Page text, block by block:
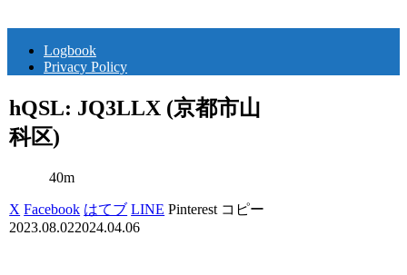
Logbook
Privacy Policy
hQSL: JQ3LLX (京都市山
科区)
40m
X Facebook はてブ LINE Pinterest コピー
2023.08.022024.04.06